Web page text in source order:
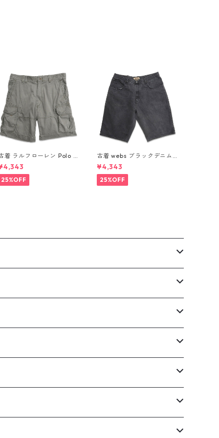
着 ラルフローレン Polo R
Lauren カーゴ ショー
トパンツ ハーフパンツ グリ
ーン系 表記：36 gd41037
w60805
25%OFF
古着 webs ブラックデニム
ショートパンツ ハーフパン
ツ 表記：W42 gd410354
n w60802
¥4,343
25%OFF